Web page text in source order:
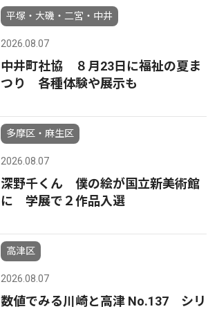
平塚・大磯・二宮・中井
2026.08.07
中井町社協 ８月23日に福祉の夏ま
つり 各種体験や展示も
多摩区・麻生区
2026.08.07
深野千くん 僕の絵が国立新美術館
に 学展で２作品入選
高津区
2026.08.07
数値でみる川崎と高津 No.137 シリ